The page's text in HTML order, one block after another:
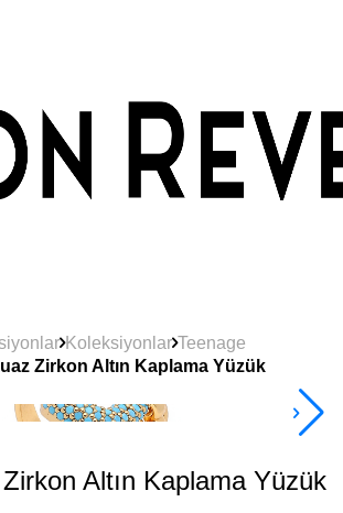
Koleksiyonlar Teenage
Zirkon Altın Kaplama Yüzük
Altın Kaplama Yüzük